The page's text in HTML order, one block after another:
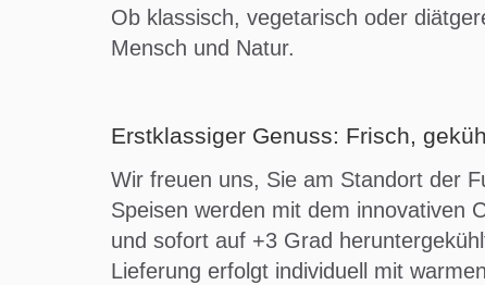
Ob klassisch, vegetarisch oder
Mensch und Natur.
Erstklassiger Genuss: Frisch,
Wir freuen uns, Sie am Standort der
Speisen werden mit dem innovativen
und sofort auf +3 Grad
Lieferung erfolgt individuell mit